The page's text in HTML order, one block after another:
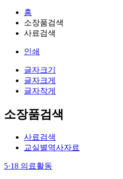
홈
소장품검색
사료검색
인쇄
글자크기
글자크게
글자작게
소장품검색
사료검색
교실별역사자료
5·18 의료활동